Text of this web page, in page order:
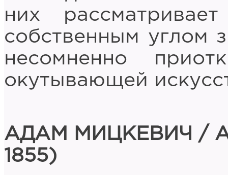
них
собственным углом
несомненно
окутывающей
АДАМ МИЦКЕВИЧ /
1855)